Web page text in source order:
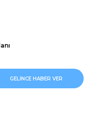
GELİNCE HABER VER